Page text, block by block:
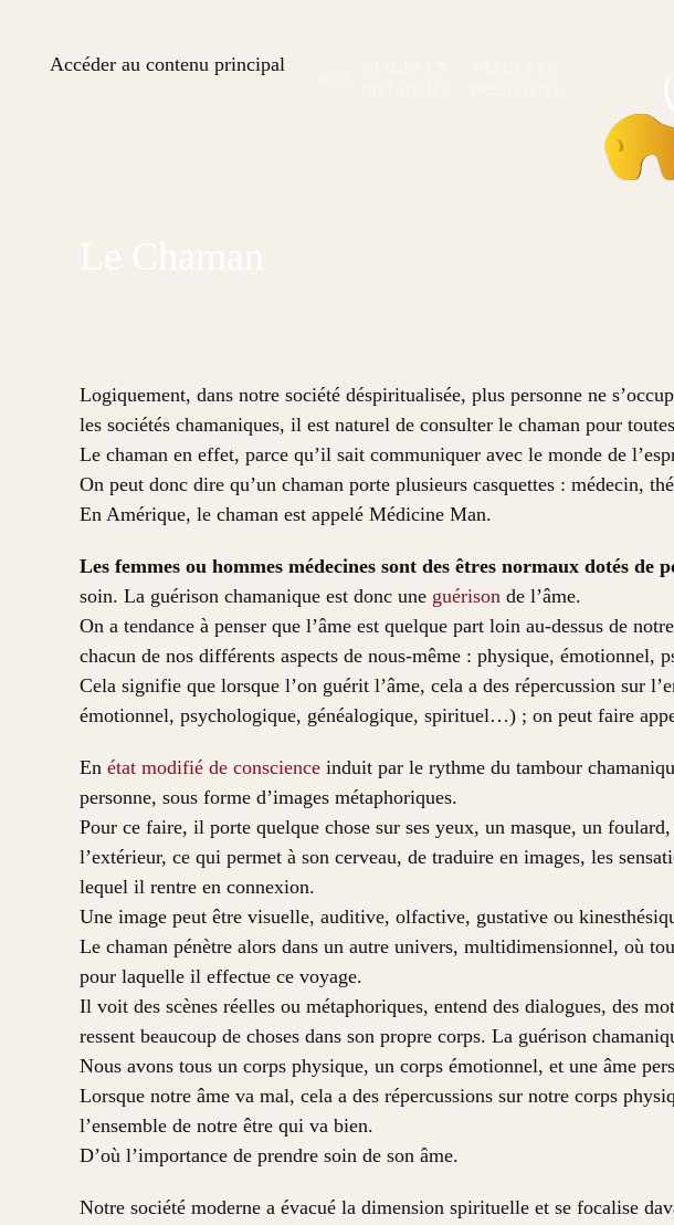
Accéder au contenu principal
Logiquement, dans notre société déspiritualisée, plus personne ne
les sociétés chamaniques, il est naturel de consulter le chaman pour
Le chaman en effet, parce qu’il sait communiquer avec le monde de
On peut donc dire qu’un chaman porte plusieurs casquettes : médecin,
En Amérique, le chaman est appelé Médicine Man.
Les femmes ou hommes médecines sont des êtres normaux dotés de
soin. La guérison chamanique est donc une guérison de l’âme.
On a tendance à penser que l’âme est quelque part loin au-dessus de
chacun de nos différents aspects de nous-même : physique, émotionnel,
Cela signifie que lorsque l’on guérit l’âme, cela a des répercussion sur
émotionnel, psychologique, généalogique, spirituel…) ; on peut faire
En état modifié de conscience induit par le rythme du tambour
personne, sous forme d’images métaphoriques.
Pour ce faire, il porte quelque chose sur ses yeux, un masque, un
l’extérieur, ce qui permet à son cerveau, de traduire en images, les
lequel il rentre en connexion.
Une image peut être visuelle, auditive, olfactive, gustative ou
Le chaman pénètre alors dans un autre univers, multidimensionnel, où
pour laquelle il effectue ce voyage.
Il voit des scènes réelles ou métaphoriques, entend des dialogues, des
ressent beaucoup de choses dans son propre corps. La guérison
Nous avons tous un corps physique, un corps émotionnel, et une âme
Lorsque notre âme va mal, cela a des répercussions sur notre corps
l’ensemble de notre être qui va bien.
D’où l’importance de prendre soin de son âme.
Notre société moderne a évacué la dimension spirituelle et se focalise